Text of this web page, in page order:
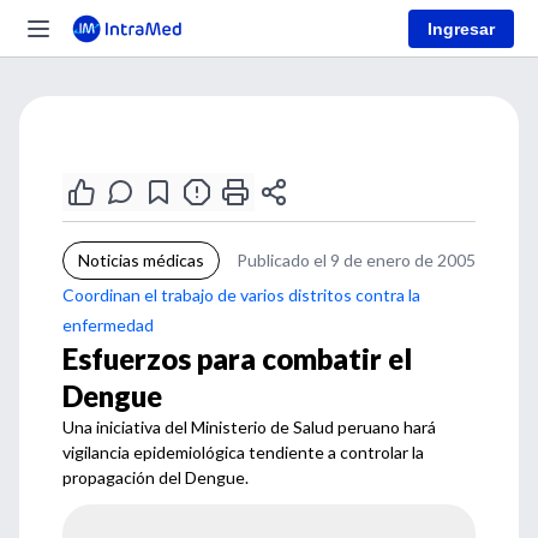
Ingresar
Noticias médicas
Publicado el 9 de enero de 2005
Coordinan el trabajo de varios distritos contra la
enfermedad
Esfuerzos para combatir el
Dengue
Una iniciativa del Ministerio de Salud peruano hará
vigilancia epidemiológica tendiente a controlar la
propagación del Dengue.